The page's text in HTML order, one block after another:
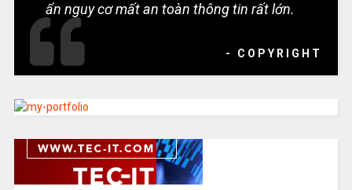
ẩn nguy cơ mất an toàn thông tin rất lớn.
- COPYRIGHT